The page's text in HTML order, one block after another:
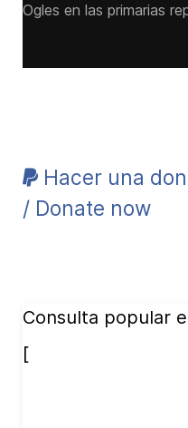
Ogles en las primarias
Hacer una
/ Donate now
Consulta popular
[